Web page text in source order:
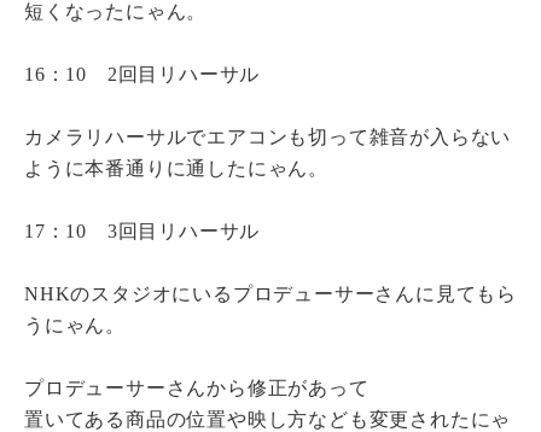
短くなったにゃん。
16：10 2回目リハーサル
カメラリハーサルでエアコンも切って雑音が入らない
ように本番通りに通したにゃん。
17：10 3回目リハーサル
NHKのスタジオにいるプロデューサーさんに見てもら
うにゃん。
プロデューサーさんから修正があって
置いてある商品の位置や映し方なども変更されたにゃ